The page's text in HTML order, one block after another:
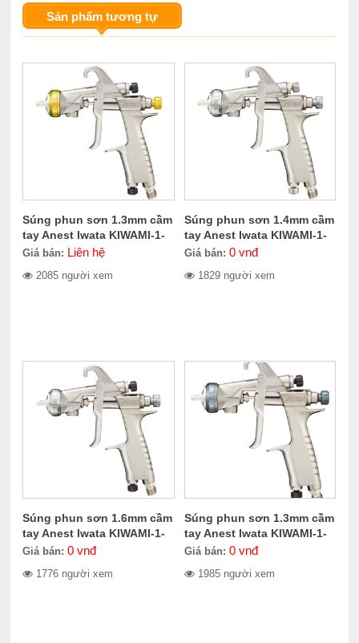
Sản phẩm tương tự
Súng phun sơn 1.3mm cầm
tay Anest Iwata KIWAMI-1-
13B4
Giá bán: Liên hệ
2085 người xem
Súng phun sơn 1.4mm cầm
tay Anest Iwata KIWAMI-1-
14B2
Giá bán: 0 vnđ
1829 người xem
Súng phun sơn 1.6mm cầm
tay Anest Iwata KIWAMI-1-
16B2
Giá bán: 0 vnđ
1776 người xem
Súng phun sơn 1.3mm cầm
tay Anest Iwata KIWAMI-1-
13B8
Giá bán: 0 vnđ
1985 người xem